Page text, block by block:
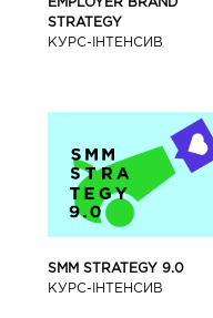
EMPLOYER BRAND
STRATEGY
КУРС-IНТЕНСИВ
SMM STRATEGY 9.0
КУРС-IНТЕНСИВ